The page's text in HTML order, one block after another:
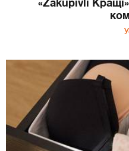
«Zakupivli